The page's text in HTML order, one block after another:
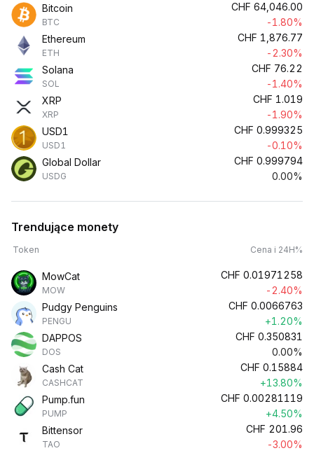
Bitcoin
BTC
CHF 64,046.00
-1.80%
Ethereum
ETH
CHF 1,876.77
-2.30%
Solana
SOL
CHF 76.22
-1.40%
XRP
XRP
CHF 1.019
-1.90%
USD1
USD1
CHF 0.999325
-0.10%
Global Dollar
USDG
CHF 0.999794
0.00%
Trendujące monety
Token Cena i 24H%
MowCat
MOW
CHF 0.01971258
-2.40%
Pudgy Penguins
PENGU
CHF 0.0066763
+1.20%
DAPPOS
DOS
CHF 0.350831
0.00%
Cash Cat
CASHCAT
CHF 0.15884
+13.80%
Pump.fun
PUMP
CHF 0.00281119
+4.50%
Bittensor
TAO
CHF 201.96
-3.00%